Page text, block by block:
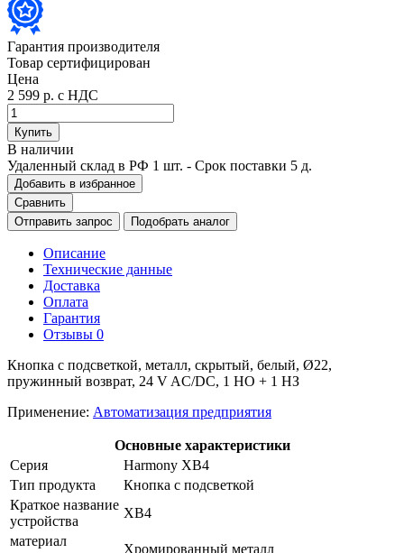
Гарантия производителя
Товар сертифицирован
Цена
2 599 р. с НДС
Купить
В наличии
Удаленный склад в РФ 1 шт. - Срок поставки 5 д.
Добавить в избранное
Сравнить
Отправить запрос
Подобрать аналог
Описание
Технические данные
Доставка
Оплата
Гарантия
Отзывы 0
Кнопка с подсветкой, металл, скрытый, белый, Ø22,
пружинный возврат, 24 V AC/DC, 1 НО + 1 НЗ
Применение: Автоматизация предприятия
Основные характеристики
Серия
Harmony XB4
Тип продукта
Кнопка с подсветкой
Краткое название
устройства
XB4
материал
Хромированный металл